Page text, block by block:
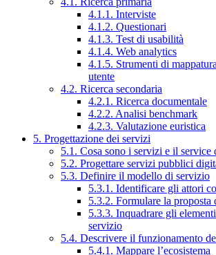
4.1.1. Interviste
4.1.2. Questionari
4.1.3. Test di usabilità
4.1.4. Web analytics
4.1.5. Strumenti di
utente
4.2. Ricerca secondaria
4.2.1. Ricerca documentale
4.2.2. Analisi benchmark
4.2.3. Valutazione euristica
5. Progettazione dei servizi
5.1. Cosa sono i servizi e il service
5.2. Progettare servizi pubblici
5.3. Definire il modello di servizio
5.3.1. Identificare gli attori
5.3.2. Formulare la proposta
5.3.3. Inquadrare gli
servizio
5.4. Descrivere il funzionamento
5.4.1. Mappare l’ecosistema